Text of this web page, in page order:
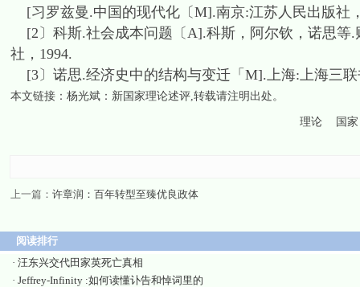
[习罗兹曼.中国的现代化〔M].南京:江苏人民出版社
[2〕科斯.社会成本问题〔A].科斯，阿尔钦，诺思等
社，1994.
[3〕诺思.经济史中的结构与变迁「M].上海:上海三联
本文链接： 杨光斌：新国家理论述评,转载请注明出处。
理论 国家
上一篇： 许章润：百年转型至臻优良政体
阅读排行
· 汪东兴交代田家英死亡真相
· Jeffrey-Infinity :如何读懂讣告和悼词里的